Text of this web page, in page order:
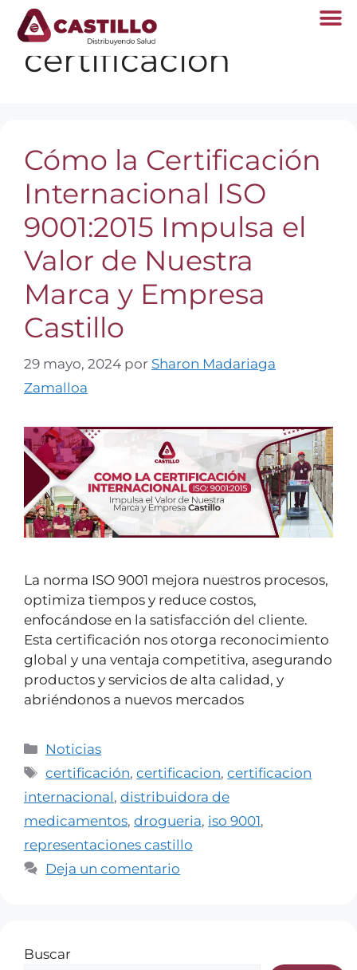
certificación
Cómo la Certificación
Internacional ISO
9001:2015 Impulsa el
Valor de Nuestra
Marca y Empresa
Castillo
29 mayo, 2024 por Sharon Madariaga
Zamalloa
La norma ISO 9001 mejora nuestros procesos,
optimiza tiempos y reduce costos,
enfocándose en la satisfacción del cliente.
Esta certificación nos otorga reconocimiento
global y una ventaja competitiva, asegurando
productos y servicios de alta calidad, y
abriéndonos a nuevos mercados​
Noticias
certificación,certificacion,certificacion
internacional, distribuidora de
medicamentos, drogueria, iso 9001,
representaciones castillo
Deja un comentario
Buscar